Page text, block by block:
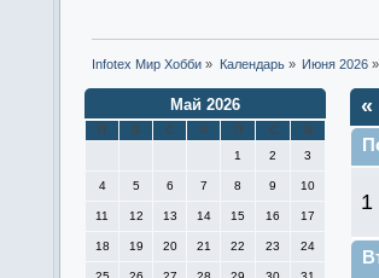
Infotex Мир Хобби » Календарь» Июня 2026»
Май 2026
П В С Ч П С
В
1
2 3
4 5 6 7 8 9 10
11 12 13 14 15 16 17
18 19 20 21 22 23 24
«
1